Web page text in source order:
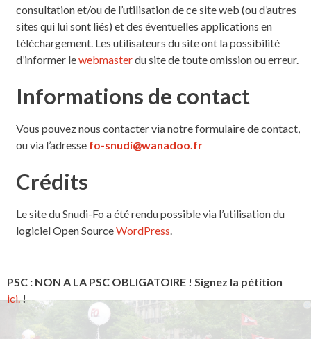
consultation et/ou de l’utilisation de ce site web (ou d’autres
sites qui lui sont liés) et des éventuelles applications en
téléchargement. Les utilisateurs du site ont la possibilité
d’informer lewebmasterdu site de toute omission ou erreur.
Informations de contact
Vous pouvez nous contacter via notre formulaire de contact,
ou via l’adresse fo-snudi@wanadoo.fr
Crédits
Le site du Snudi-Fo a été rendu possible via l’utilisation du
logiciel Open SourceWordPress
PSC : NON A LA PSC OBLIGATOIRE ! Signez la pétition
ici.!